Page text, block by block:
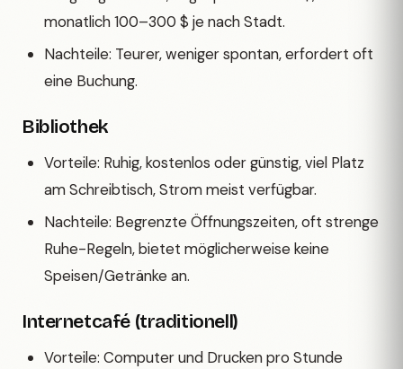
monatlich 100–300 $ je nach Stadt.
Nachteile: Teurer, weniger spontan, erfordert oft
eine Buchung.
Bibliothek
Vorteile: Ruhig, kostenlos oder günstig, viel Platz
am Schreibtisch, Strom meist verfügbar.
Nachteile: Begrenzte Öffnungszeiten, oft strenge
Ruhe-Regeln, bietet möglicherweise keine
Speisen/Getränke an.
Internetcafé (traditionell)
Vorteile: Computer und Drucken pro Stunde